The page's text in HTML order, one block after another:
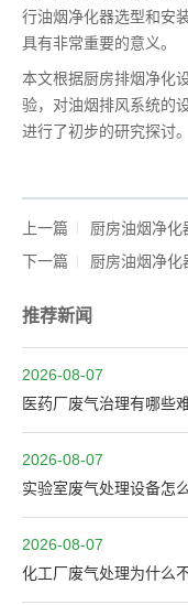
行油烟净化器选型和安
具有非常重要的意义。
本文根据厨房排烟净化
验，对油烟排风系统的
进行了初步的研究探讨。
上一篇
厨房油烟净化
下一篇
厨房油烟净化
推荐新闻
2026-08-07
医药厂废气治理有哪些
2026-08-07
实验室废气处理设备怎
2026-08-07
化工厂废气处理为什么